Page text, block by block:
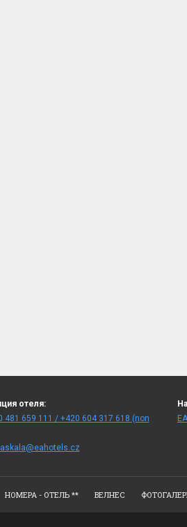
отеля:
481 659 111 / +420 604 317 618 (non
НОМЕРА - ОТЕЛЬ ** ВЕЛНЕС